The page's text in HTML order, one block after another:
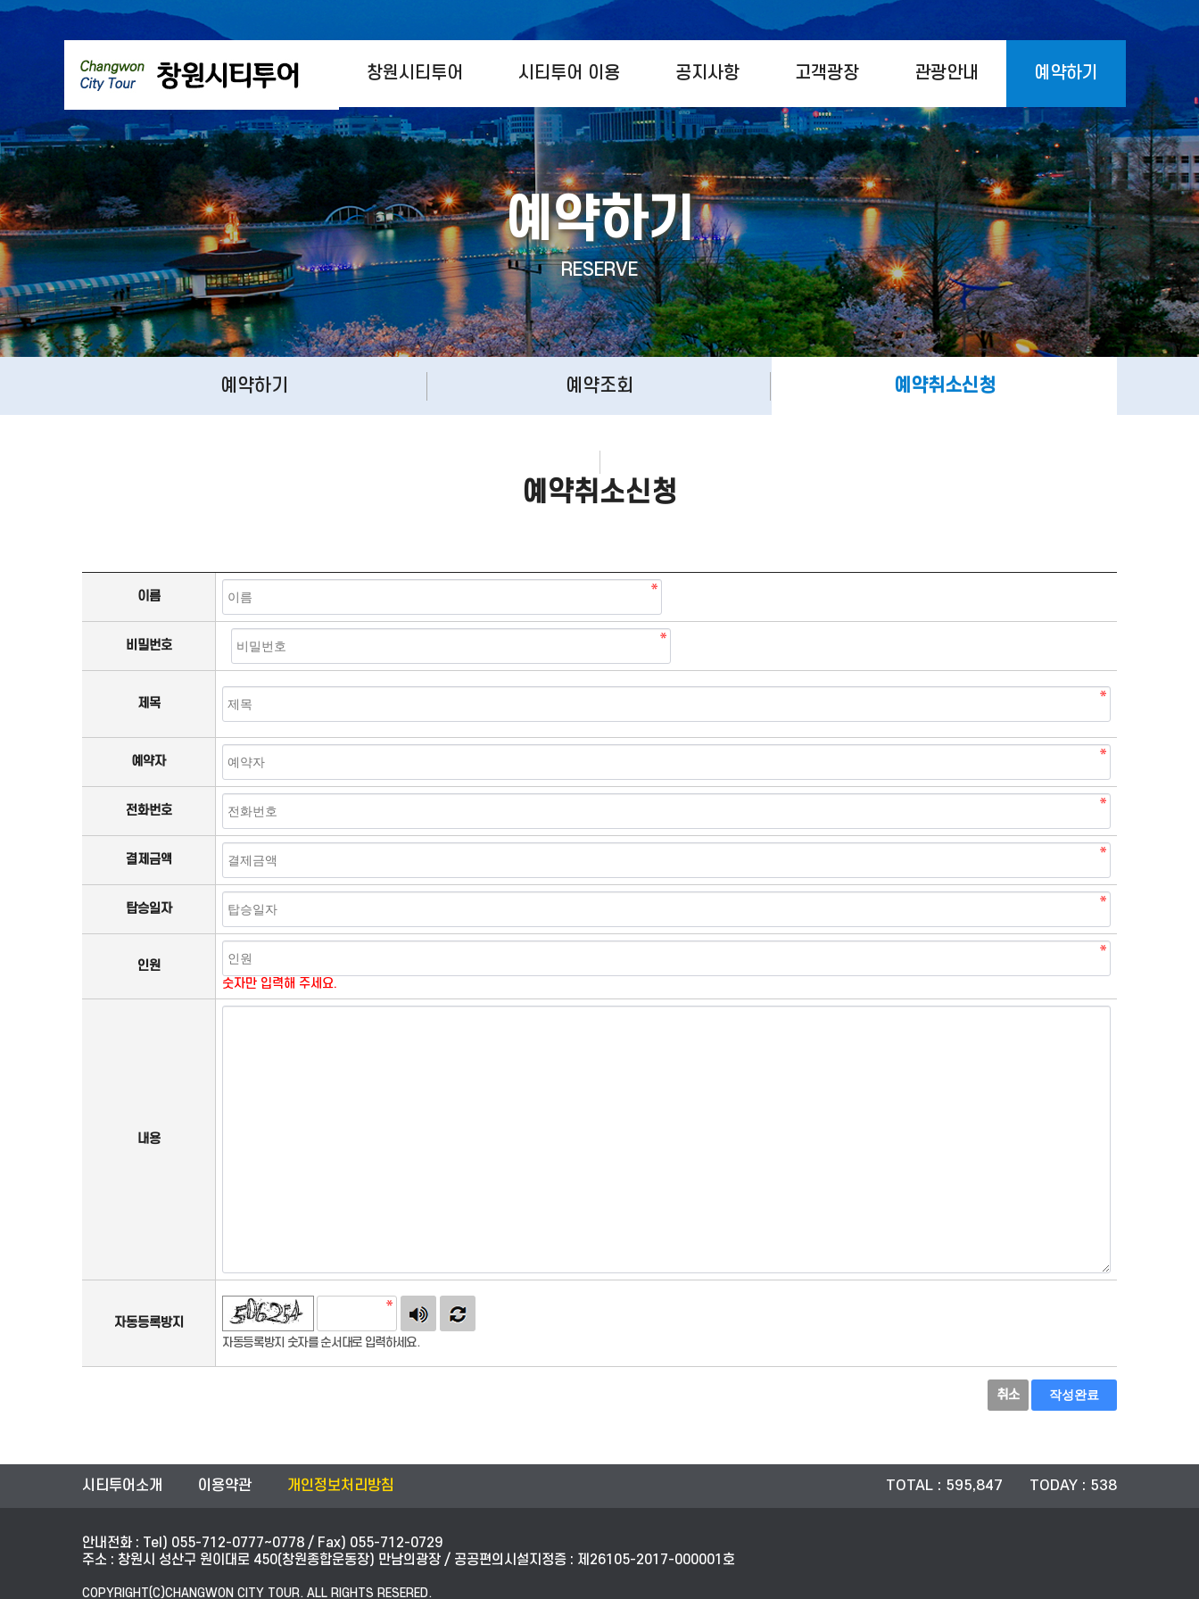
창원시티투어 시티투어 이용 공지사항 고객광장 관광안내 예약하기
예약하기
RESERVE
예약하기 예약조회 예약취소신청
예약취소신청
이름
비밀번호
제목
예약자
전화번호
결제금액
탑승일자
인원
숫자만 입력해 주세요.
내용
자동등록방지
자동등록방지 숫자를 순서대로 입력하세요.
취소 작성완료
시티투어소개 이용약관 개인정보처리방침 TOTAL : 595,847 TODAY : 538
안내전화 : Tel) 055-712-0777~0778 / Fax) 055-712-0729
주소 : 창원시 성산구 원이대로 450(창원종합운동장) 만남의광장 / 공공편의시설지정증 : 제26105-2017-000001호
COPYRIGHT(C)CHANGWON CITY TOUR. ALL RIGHTS RESERED.